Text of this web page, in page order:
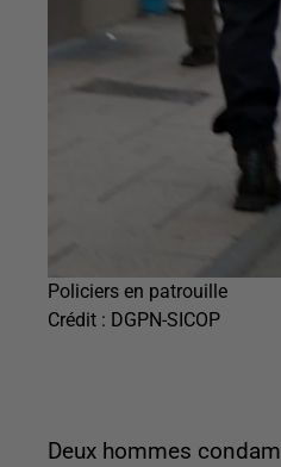
Policiers en patrouille
Crédit : DGPN-SICOP
Deux hommes